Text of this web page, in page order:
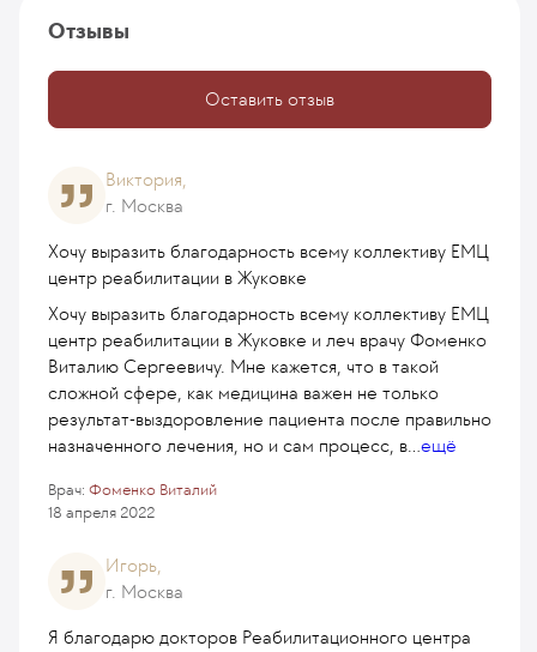
Отзывы
Оставить отзыв
Виктория,
г. Москва
Хочу выразить благодарность всему коллективу ЕМЦ
центр реабилитации в Жуковке
Хочу выразить благодарность всему коллективу ЕМЦ
центр реабилитации в Жуковке и леч врачу Фоменко
Виталию Сергеевичу. Мне кажется, что в такой
сложной сфере, как медицина важен не только
результат-выздоровление пациента после правильно
назначенного лечения, но и сам процесс, в...ещё
Врач: Фоменко Виталий
18 апреля 2022
Игорь,
г. Москва
Я благодарю докторов Реабилитационного центра